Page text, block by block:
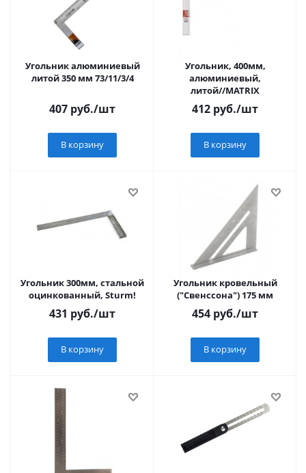
Угольник алюминиевый
литой 350 мм 73/11/3/4
407 руб./шт
В корзину
Угольник, 400мм,
алюминиевый,
литой//MATRIX
412 руб./шт
В корзину
Угольник 300мм, стальной
оцинкованный, Sturm!
431 руб./шт
В корзину
Угольник кровельный
("Свенссона") 175 мм
454 руб./шт
В корзину